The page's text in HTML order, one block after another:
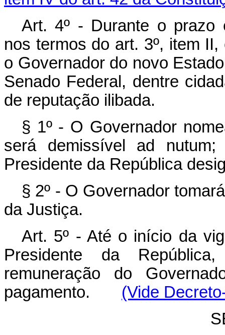
Art. 4º - Durante o prazo
nos termos do art. 3º, item
o Governador do novo
Senado Federal, dentre
de reputação ilibada.
§ 1º - O Governador
será demissível ad
Presidente da República
§ 2º - O Governador
da Justiça.
Art. 5º - Até o início da
Presidente da
remuneração do
pagamento. (Vide